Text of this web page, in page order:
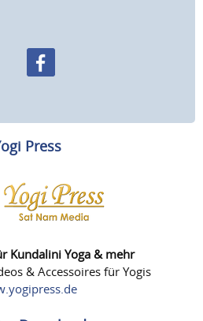
Press
Kundalini Yoga & mehr
& Accessoires für Yogis